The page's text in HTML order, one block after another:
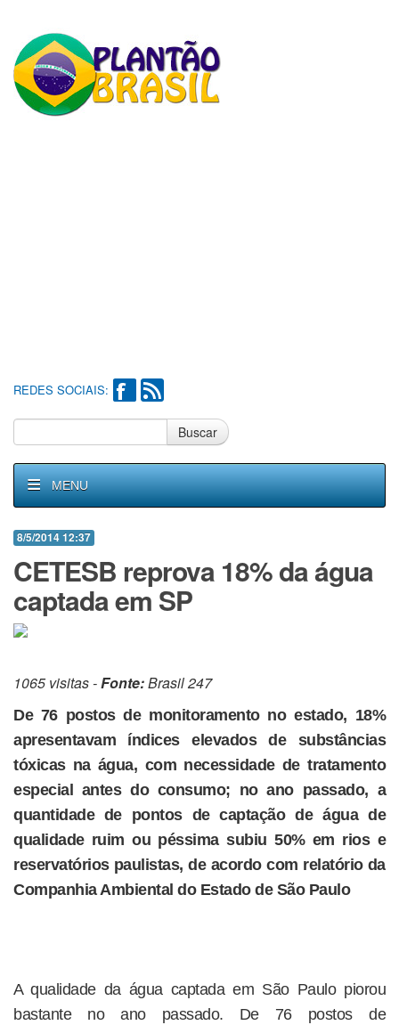
REDES SOCIAIS:
Buscar
MENU
8/5/2014 12:37
CETESB reprova 18% da água
captada em SP
1065 visitas -Fonte:Brasil 247
De 76 postos de monitoramento no estado, 18%
apresentavam índices elevados de substâncias
tóxicas na água, com necessidade de tratamento
especial antes do consumo; no ano passado, a
quantidade de pontos de captação de água de
qualidade ruim ou péssima subiu 50% em rios e
reservatórios paulistas, de acordo com relatório da
Companhia Ambiental do Estado de São Paulo
A qualidade da água captada em São Paulo piorou
bastante no ano passado. De 76 postos de